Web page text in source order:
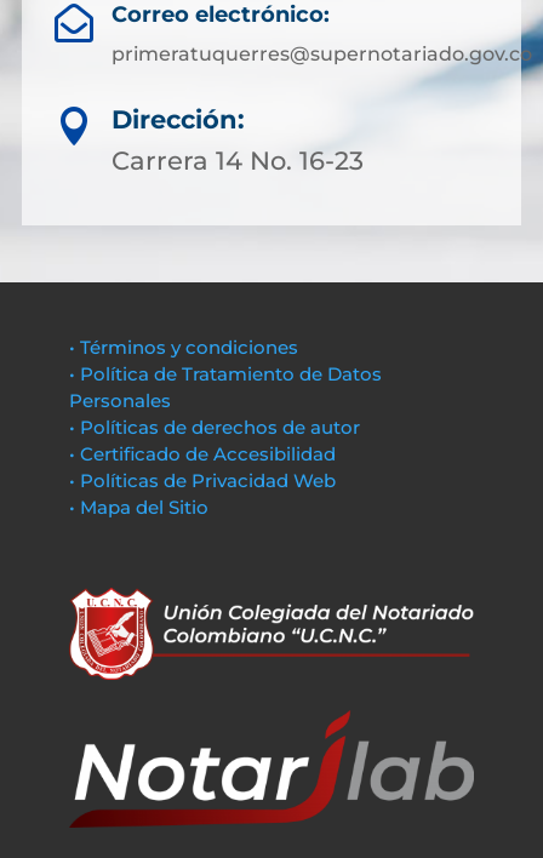
 Correo electrónico:
primeratuquerres@supernotariado.gov.co

Dirección:
Carrera 14 No. 16-23
• Términos y condiciones
• Política de Tratamiento de Datos
Personales
• Políticas de derechos de autor
• Certificado de Accesibilidad
• Políticas de Privacidad Web
• Mapa del Sitio